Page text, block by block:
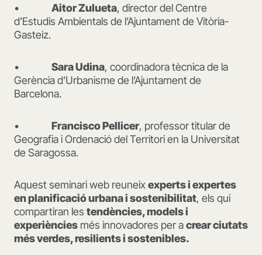
• Aitor Zulueta, director del Centre
d’Estudis Ambientals de l’Ajuntament de Vitòria-
Gasteiz.
• Sara Udina, coordinadora tècnica de la
Gerència d’Urbanisme de l’Ajuntament de
Barcelona.
• Francisco Pellicer, professor titular de
Geografia i Ordenació del Territori en la Universitat
de Saragossa.
Aquest seminari web reuneixexperts i expertes
en planificació urbana i sostenibilitat, els qui
compartiran les tendències, models i
experiències més innovadores per acrear ciutats
més verdes, resilients i sostenibles.